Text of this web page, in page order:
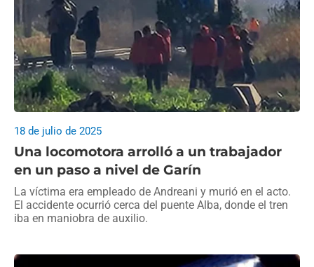
Una locomotora arrolló a un trabajador
en un paso a nivel de Garín
18 de julio de 2025
La víctima era empleado de Andreani y murió en el acto.
El accidente ocurrió cerca del puente Alba, donde el tren
iba en maniobra de auxilio.